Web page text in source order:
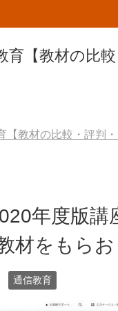
育【教材の比
【教材の比較・評判・
年度版
材をもらお
通信教育